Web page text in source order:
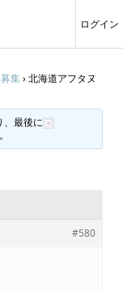
ログイン
集› 北海道アフタヌ
、最後に
#580